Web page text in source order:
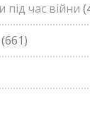
час війни
(661)